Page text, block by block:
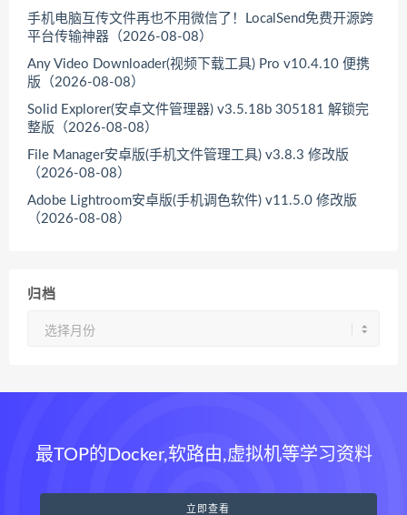
手机电脑互传文件再也不用微信了！LocalSend免费开源跨
平台传输神器（2026-08-08）
Any Video Downloader(视频下载工具) Pro v10.4.10 便携
版（2026-08-08）
Solid Explorer(安卓文件管理器) v3.5.18b 305181 解锁完
整版（2026-08-08）
File Manager安卓版(手机文件管理工具) v3.8.3 修改版
（2026-08-08）
Adobe Lightroom安卓版(手机调色软件) v11.5.0 修改版
（2026-08-08）
归档
最TOP的Docker,软路由,虚拟机等学习资料
立即查看